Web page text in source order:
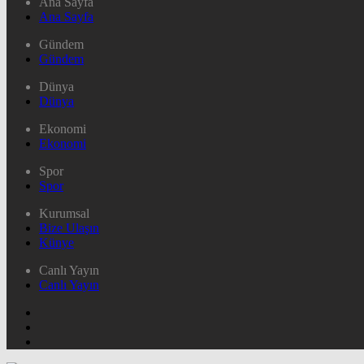
Ana Sayfa
Gündem
Gündem
Dünya
Dünya
Ekonomi
Ekonomi
Spor
Spor
Kurumsal
Bize Ulaşın
Künye
Canlı Yayın
Canlı Yayın